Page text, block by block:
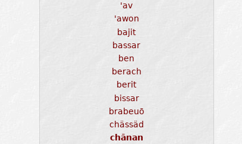
'av
'awon
bajit
bassar
ben
berach
berit
bissar
brabeuō
chässäd
chānan